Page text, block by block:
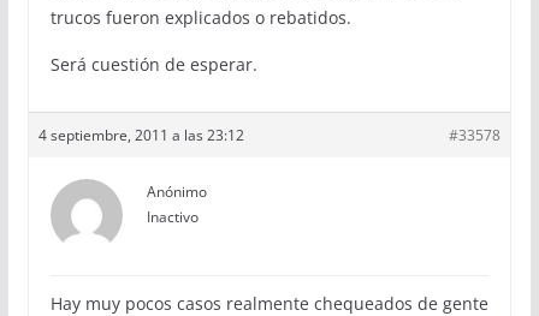
trucos fueron explicados o rebatidos.
Será cuestión de esperar.
4 septiembre, 2011 a las 23:12 #33578
Anónimo
Inactivo
Hay muy pocos casos realmente chequeados de gente